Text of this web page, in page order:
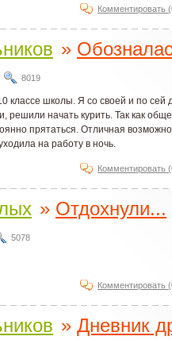
Комментировать
»
8019
классе школы. Я со своей и по сей
начать курить. Так как
прятаться. Отличная
на работу в ночь.
Комментировать
» Отдохнули...
5078
Комментировать
» Дневник